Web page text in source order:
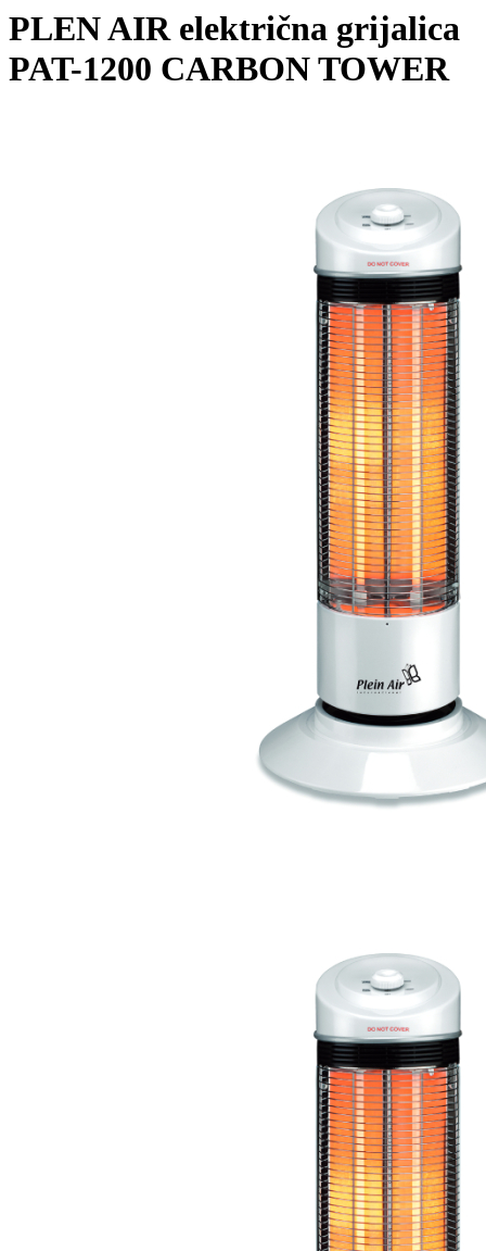
PLEN AIR električna grijalica
PAT-1200 CARBON TOWER